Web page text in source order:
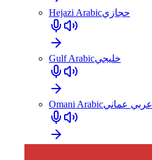
Hejazi Arabicحجازي
Gulf Arabicخليجي
Omani Arabicعربي عماني